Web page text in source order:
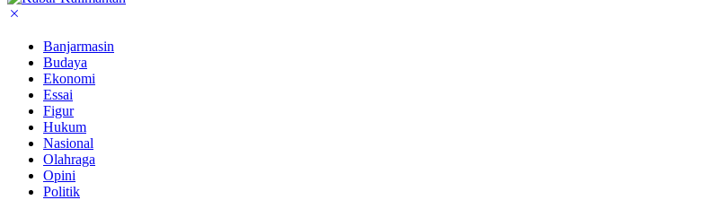
Banjarmasin
Budaya
Ekonomi
Essai
Figur
Hukum
Nasional
Olahraga
Opini
Politik